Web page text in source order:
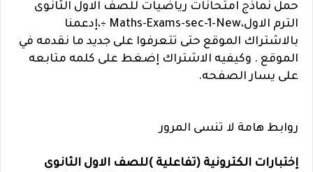
حمل نماذج امتحانات رياضيات للصف الاول الثانوى
الترم الاول،Maths-Exams-sec-1-New ÷،إدعمنا
بالاشتراك الموقع حتى تتعرفوا على جديد ما نقدمه في
الموقع . وكيفيه الاشتراك إضغط على كلمه متابعه
على يسار الصفحه.
روابط هامة لا تنسى المرور
إختبارات الكترونية (تفاعلية )للصف الاول الثانوى